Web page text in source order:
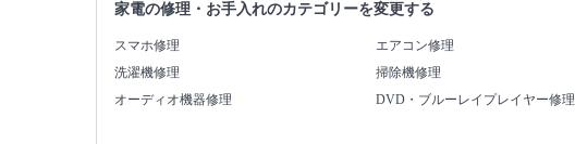
家電の修理・お手入れのカテゴリーを変更する
スマホ修理 エアコン修理
洗濯機修理
掃除機修理
オーディオ機器修理
DVD・ブルーレイプレイヤー修理